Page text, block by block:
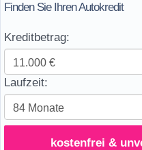
Finden Sie Ihren Autokredit
Kreditbetrag:
Laufzeit:
kostenfrei &